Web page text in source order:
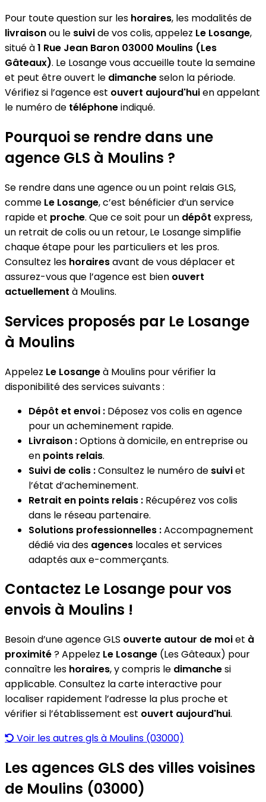
Pour toute question sur les horaires, les modalités de
livraisonou le suivide vos colis, appelez Le Losange,
situé à1 Rue Jean Baron 03000 Moulins (Les
Gâteaux). Le Losange vous accueille toute la semaine
et peut être ouvert le dimancheselon la période.
Vérifiez si l’agence est ouvert aujourd'huien appelant
le numéro de téléphoneindiqué.
Pourquoi se rendre dans une
agence GLS à Moulins ?
Se rendre dans une agence ou un point relais GLS,
comme Le Losange, c’est bénéficier d’un service
rapide et proche. Que ce soit pour un dépôt express,
un retrait de colis ou un retour, Le Losange simplifie
chaque étape pour les particuliers et les pros.
Consultez les horairesavant de vous déplacer et
assurez-vous que l’agence est bien ouvert
actuellement à Moulins.
Services proposés par Le Losange
à Moulins
Appelez Le Losangeà Moulins pour vérifier la
disponibilité des services suivants :
Dépôt et envoi : Déposez vos colis en agence
pour un acheminement rapide.
Livraison :Options à domicile, en entreprise ou
en points relais.
Suivi de colis :Consultez le numéro de suiviet
l’état d’acheminement.
Retrait en points relais : Récupérez vos colis
dans le réseau partenaire.
Solutions professionnelles :Accompagnement
dédié via des agences locales et services
adaptés aux e-commerçants.
Contactez Le Losange pour vos
envois à Moulins !
Besoin d’une agence GLS ouverte autour de moiet à
proximité? Appelez Le Losange (Les Gâteaux) pour
connaître les horaires, y compris le dimanchesi
applicable. Consultez la carte interactive pour
localiser rapidement l’adresse la plus proche et
vérifier si l’établissement est ouvert aujourd'hui.
Voir les autres gls à Moulins (03000)
Les agences GLS des villes voisines
de Moulins (03000)